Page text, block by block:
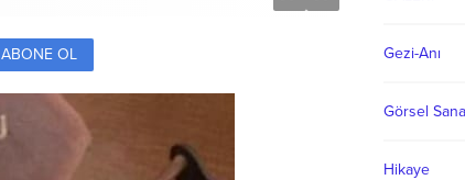
ABONE OL Gezi-Anı
Görsel
Hikaye